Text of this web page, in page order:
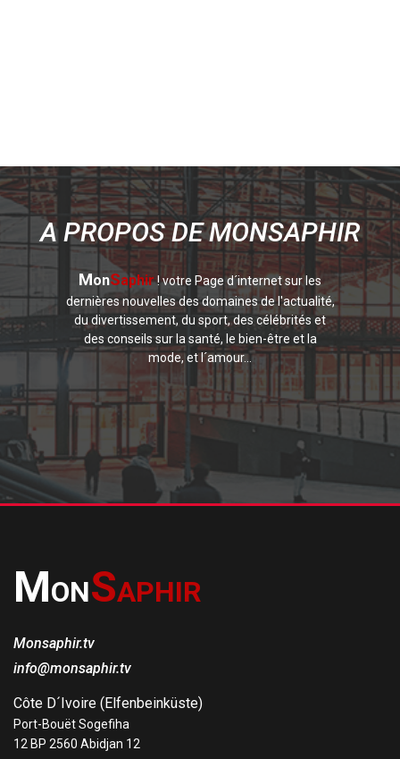
A PROPOS DE MONSAPHIR
MonSaphir! votre Page d´internet sur les
dernières nouvelles des domaines de l'actualité,
du divertissement, du sport, des célébrités et
des conseils sur la santé, le bien-être et la
mode, et l´amour...
MONSAPHIR
Monsaphir.tv
info@monsaphir.tv
Côte D´Ivoire (Elfenbeinküste)
Port-Bouët Sogefiha
12 BP 2560 Abidjan 12